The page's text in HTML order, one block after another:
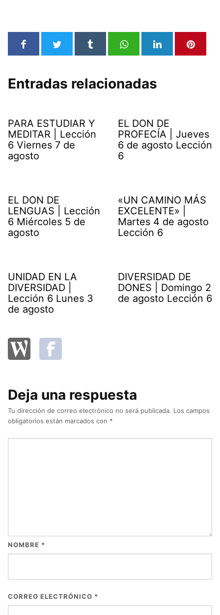
Entradas relacionadas
PARA ESTUDIAR Y
MEDITAR | Lección
6 Viernes 7 de
agosto
EL DON DE
PROFECÍA | Jueves
6 de agosto Lección
6
EL DON DE
LENGUAS | Lección
6 Miércoles 5 de
agosto
«UN CAMINO MÁS
EXCELENTE» |
Martes 4 de agosto
Lección 6
UNIDAD EN LA
DIVERSIDAD |
Lección 6 Lunes 3
de agosto
DIVERSIDAD DE
DONES | Domingo 2
de agosto Lección 6
Deja una respuesta
Tu dirección de correo electrónico no será publicada. Los campos
obligatorios están marcados con *
NOMBRE *
CORREO ELECTRÓNICO *